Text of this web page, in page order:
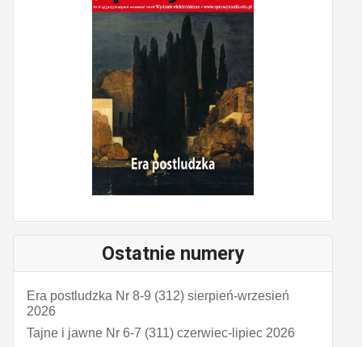
Ostatnie numery
Era postludzka Nr 8-9 (312) sierpień-wrzesień
2026
Tajne i jawne Nr 6-7 (311) czerwiec-lipiec 2026